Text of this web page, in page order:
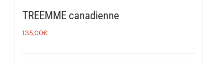
TREEMME canadienne
135,00€